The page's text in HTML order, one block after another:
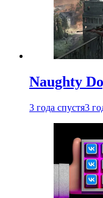
Naughty
3 года спустя3